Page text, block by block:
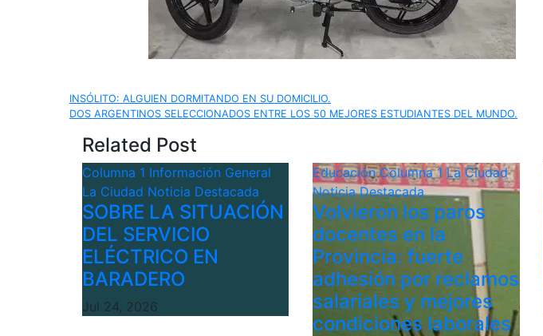
Navegación
de
entradas
INSÓLITO: ALGUIEN DORMITANDO EN SU DOMICILIO.
DOS ARGENTINOS SELECCIONADOS ENTRE LOS 50 MEJORES ESTUDIANTES DEL MUNDO.
Related Post
Columna 1 Información General
La Ciudad Noticia Destacada
SOBRE LA SITUACIÓN
DEL SERVICIO
ELÉCTRICO EN
BARADERO
Jul 24, 2026
EducaciónColumna 1 La Ciudad
Noticia Destacada
Volvieron los paros
docentes en la
Provincia: fuerte
adhesión por reclamos
salariales y mejores
condiciones laborales